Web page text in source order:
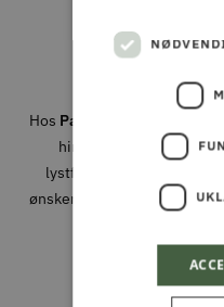
Din partner i
Hos Park & Fritid
brænder
himmel. Uanset om du
lystfisker,
ønsker at holde haven og
Vi har